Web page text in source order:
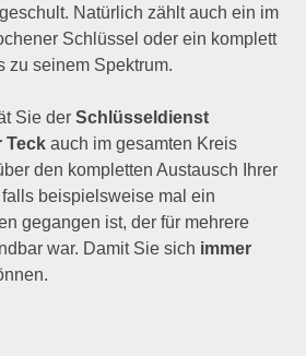
Natürlich zählt auch ein im
Schlüssel oder ein komplett
zu seinem Spektrum.
Sie derSchlüsseldienst
Teck auch im gesamten Kreis
den kompletten Austausch Ihrer
beispielsweise mal ein
gegangen ist, der für mehrere
war. Damit Sie sich immer